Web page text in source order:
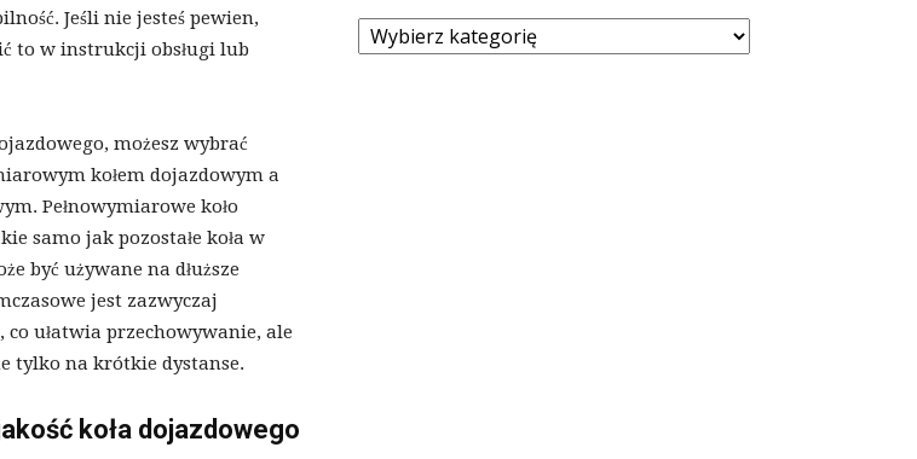
Jeśli nie jesteś pewien,
to w instrukcji obsługi lub
możesz wybrać
kołem dojazdowym a
Pełnowymiarowe koło
samo jak pozostałe koła w
być używane na dłuższe
jest zazwyczaj
co ułatwia przechowywanie, ale
tylko na krótkie dystanse.
koła dojazdowego
Kategorie